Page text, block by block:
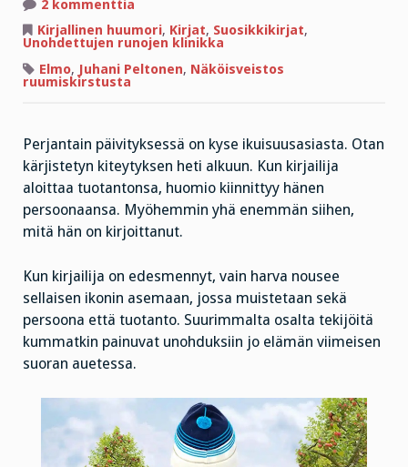
2 kommenttia
rinnastettava
syli-
ikävä
Kirjallinen huumori, Kirjat, Suosikkikirjat,
Unohdettujen runojen klinikka
Elmo, Juhani Peltonen, Näköisveistos
ruumiskirstusta
Perjantain päivityksessä on kyse ikuisuusasiasta. Otan
kärjistetyn kiteytyksen heti alkuun. Kun kirjailija
aloittaa tuotantonsa, huomio kiinnittyy hänen
persoonaansa. Myöhemmin yhä enemmän siihen,
mitä hän on kirjoittanut.
Kun kirjailija on edesmennyt, vain harva nousee
sellaisen ikonin asemaan, jossa muistetaan sekä
persoona että tuotanto. Suurimmalta osalta tekijöitä
kummatkin painuvat unohduksiin jo elämän viimeisen
suoran auetessa.